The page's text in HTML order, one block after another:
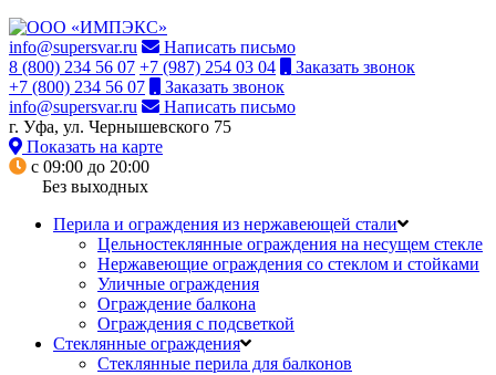
info@supersvar.ru
Написать письмо
8 (800) 234 56 07 +7 (987) 254 03 04
Заказать звонок
+7 (800) 234 56 07
Заказать звонок
info@supersvar.ru
Написать письмо
г. Уфа, ул. Чернышевского 75
Показать на карте
с 09:00 до 20:00
Без выходных
Перила и ограждения из нержавеющей стали
Цельностеклянные ограждения на несущем стекле
Нержавеющие ограждения со стеклом и стойками
Уличные ограждения
Ограждение балкона
Ограждения с подсветкой
Стеклянные ограждения
Стеклянные перила для балконов